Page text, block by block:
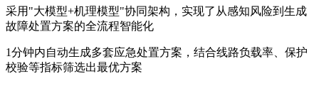
采用"大模型+机理模型"协同架构，实现了从感知风险到生成
故障处置方案的全流程智能化
1分钟内自动生成多套应急处置方案，结合线路负载率、保护
校验等指标筛选出最优方案